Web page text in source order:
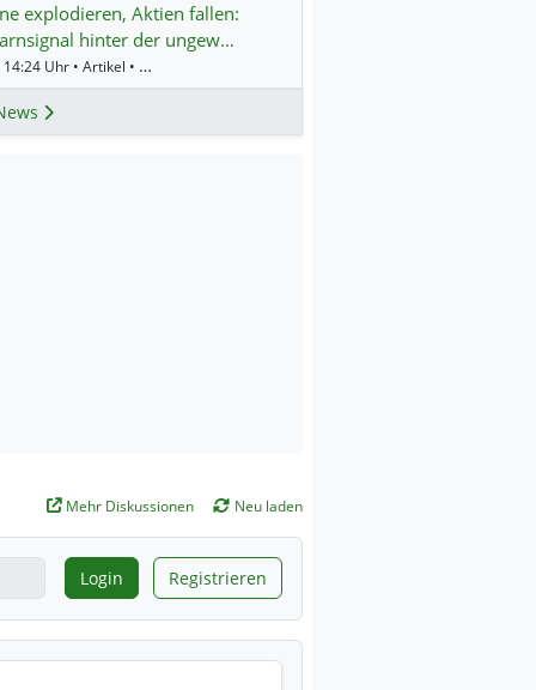
explodieren, Aktien fallen:
hinter der ungew…
Gestern 14:24 Uhr • Artikel • BörsenNEWS.de
Mehr Diskussionen Neu laden
Login Registrieren